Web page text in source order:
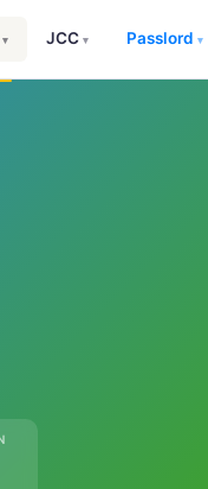
▾ JCC ▾ Passlord ▾